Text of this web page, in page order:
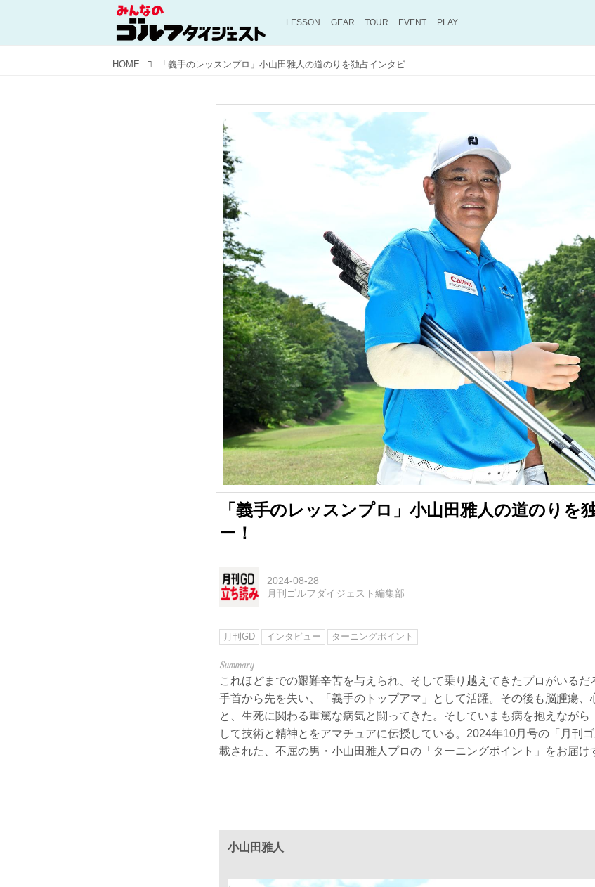
LESSON GEAR TOUR EVENT PLAY
HOME 「義手のレッスンプロ」小山田雅人の道のりを独占インタビュー！
「義手のレッスンプロ」小山田雅人の道のりを
ー！
2024-08-28
月刊ゴルフダイジェスト編集部
月刊GD インタビュー ターニングポイント
これほどまでの艱難辛苦を与えられ、そして乗り越えてきたプロがいる
手首から先を失い、「義手のトップアマ」として活躍。その後も脳腫瘍、
と、生死に関わる重篤な病気と闘ってきた。そしていまも病を抱えながら
して技術と精神とをアマチュアに伝授している。2024年10月号の「月刊
載された、不屈の男・小山田雅人プロの「ターニングポイント」をお届け
小山田雅人